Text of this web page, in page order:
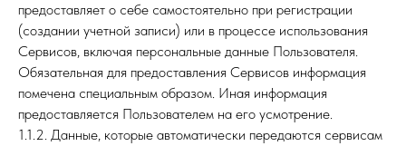
предоставляет о себе самостоятельно при регистрации
(создании учетной записи) или в процессе использования
Сервисов, включая персональные данные Пользователя.
Обязательная для предоставления Сервисов информация
помечена специальным образом. Иная информация
предоставляется Пользователем на его усмотрение.
1.1.2. Данные, которые автоматически передаются сервисам